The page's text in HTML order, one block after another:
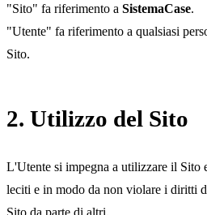
"Sito" fa riferimento a SistemaCase.
"Utente" fa riferimento a qualsiasi
Sito.
2. Utilizzo del Sito
L'Utente si impegna a utilizzare il Sito
leciti e in modo da non violare i diritti